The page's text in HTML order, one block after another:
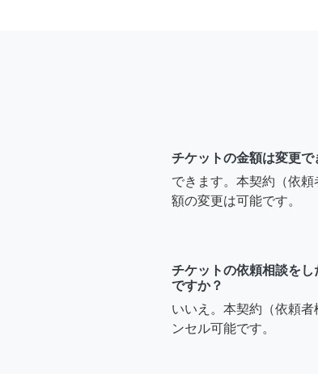
チケットの金額は変更で
できます。本契約（依
額の変更は可能です。
チケットの依頼相談を
ですか？
いいえ。本契約（依頼
ンセル可能です。